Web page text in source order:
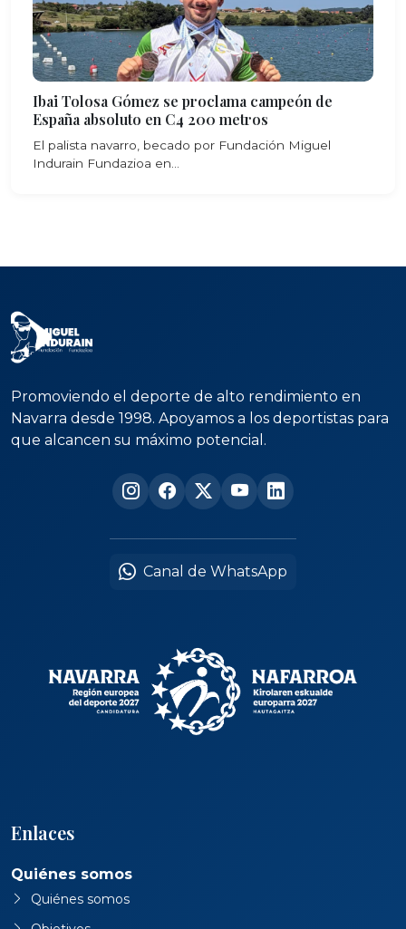
Ibai Tolosa Gómez se proclama campeón de
España absoluto en C4 200 metros
El palista navarro, becado por Fundación Miguel
Indurain Fundazioa en...
Promoviendo el deporte de alto rendimiento en
Navarra desde 1998. Apoyamos a los deportistas para
que alcancen su máximo potencial.
Canal de WhatsApp
Enlaces
Quiénes somos
Quiénes somos